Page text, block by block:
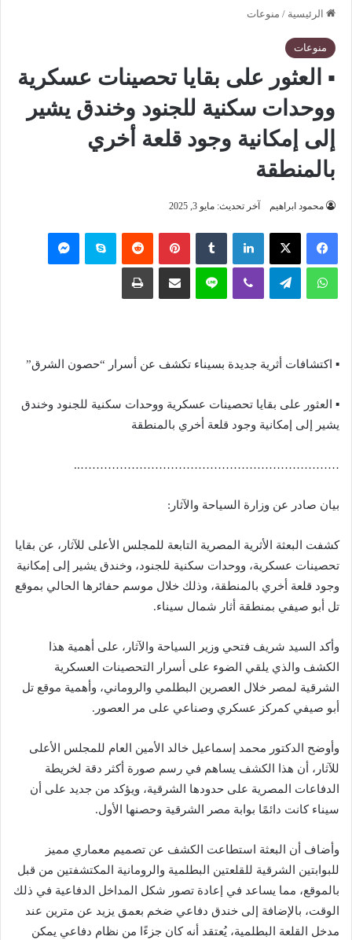
الرئيسية / منوعات
منوعات
▪︎ ⁠العثور على بقايا تحصينات عسكرية
ووحدات سكنية للجنود وخندق يشير
إلى إمكانية وجود قلعة أخري
بالمنطقة
محمود ابراهيم آخر تحديث: مايو 3, 2025
فيسبوك ‫X لينكدإن بينتيريست سكايب
واتساب تيلقرام لاين
▪︎ اكتشافات أثرية جديدة بسيناء تكشف عن أسرار “حصون الشرق”
▪︎ ⁠العثور على بقايا تحصينات عسكرية ووحدات سكنية للجنود وخندق
يشير إلى إمكانية وجود قلعة أخري بالمنطقة
…………………………………………………………..
بيان صادر عن وزارة السياحة والآثار:
كشفت البعثة الأثرية المصرية التابعة للمجلس الأعلى للآثار، عن بقايا
تحصينات عسكرية، ووحدات سكنية للجنود، وخندق يشير إلى إمكانية
وجود قلعة أخري بالمنطقة، وذلك خلال موسم حفائرها الحالي بموقع
تل أبو صيفي بمنطقة أثار شمال سيناء.
وأكد السيد شريف فتحي وزير السياحة والآثار، على أهمية هذا
الكشف والذي يلقي الضوء على أسرار التحصينات العسكرية
الشرقية لمصر خلال العصرين البطلمي والروماني، وأهمية موقع تل
أبو صيفي كمركز عسكري وصناعي على مر العصور.
وأوضح الدكتور محمد إسماعيل خالد الأمين العام للمجلس الأعلى
للآثار، أن هذا الكشف يساهم في رسم صورة أكثر دقة لخريطة
الدفاعات المصرية على حدودها الشرقية، ويؤكد من جديد على أن
سيناء كانت دائمًا بوابة مصر الشرقية وحصنها الأول.
وأضاف أن البعثة استطاعت الكشف عن تصميم معماري مميز
للبوابتين الشرقية للقلعتين البطلمية والرومانية المكتشفتين من قبل
بالموقع، مما يساعد في إعادة تصور شكل المداخل الدفاعية في ذلك
الوقت، بالإضافة إلى خندق دفاعي ضخم بعمق يزيد عن مترين عند
مدخل القلعة البطلمية، يُعتقد أنه كان جزءًا من نظام دفاعي يمكن